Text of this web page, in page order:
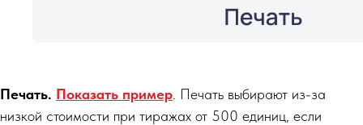
Печать. Показать пример . Печать выбирают из-за
низкой стоимости при тиражах от 500 единиц, если